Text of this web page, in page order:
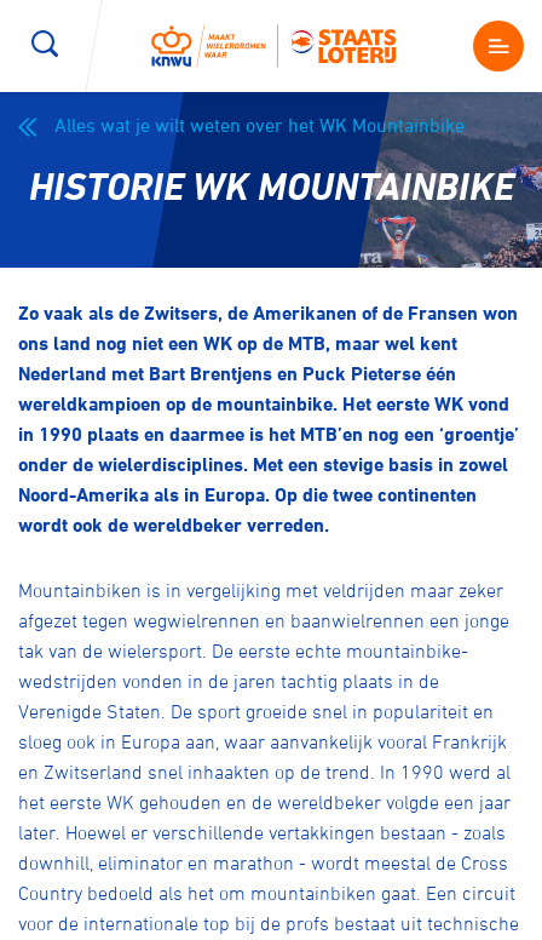
Kenniscentrum
Magazine
Nieuws
Shop
Producten en diensten
Contact
Lid worden
Alles wat je wilt weten over het WK Mountainbike
HISTORIE WK MOUNTAINBIKE
Zo vaak als de Zwitsers, de Amerikanen of de Fransen won
ons land nog niet een WK op de MTB, maar wel kent
Nederland met Bart Brentjens en Puck Pieterse één
wereldkampioen op de mountainbike. Het eerste WK vond
in 1990 plaats en daarmee is het MTB’en nog een ‘groentje’
onder de wielerdisciplines. Met een stevige basis in zowel
Noord-Amerika als in Europa. Op die twee continenten
wordt ook de wereldbeker verreden.
Mountainbiken is in vergelijking met veldrijden maar zeker
afgezet tegen wegwielrennen en baanwielrennen een jonge
tak van de wielersport. De eerste echte mountainbike-
wedstrijden vonden in de jaren tachtig plaats in de
Verenigde Staten. De sport groeide snel in populariteit en
sloeg ook in Europa aan, waar aanvankelijk vooral Frankrijk
en Zwitserland snel inhaakten op de trend. In 1990 werd al
het eerste WK gehouden en de wereldbeker volgde een jaar
later. Hoewel er verschillende vertakkingen bestaan - zoals
downhill, eliminator en marathon - wordt meestal de Cross
Country bedoeld als het om mountainbiken gaat. Een circuit
voor de internationale top bij de profs bestaat uit technische
Wegwielrennen Mountainbiken
E-Racing
Baanwielrennen Strandrace
BMX freestyle Gravel
Veldrijden Biketrial
Pumptrack Fixed gear